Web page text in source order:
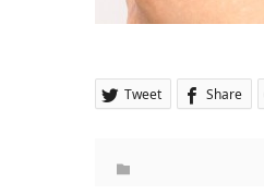
Tweet Share